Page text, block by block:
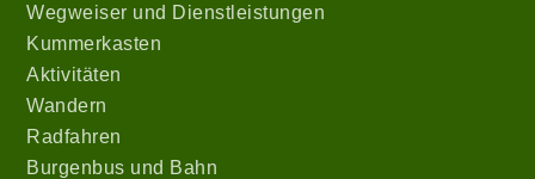
Wegweiser und Dienstleistungen
Kummerkasten
Aktivitäten
Wandern
Radfahren
Burgenbus und Bahn